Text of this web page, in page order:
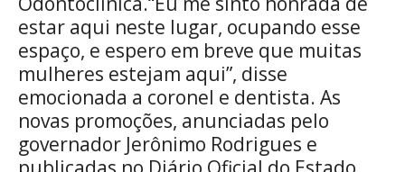
estar aqui neste lugar, ocupando esse
espaço, e espero em breve que muitas
mulheres estejam aqui”, disse
emocionada a coronel e dentista. As
novas promoções, anunciadas pelo
governador Jerônimo Rodrigues e